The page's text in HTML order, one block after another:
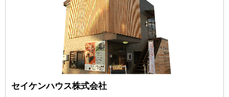
セイケンハウス株式会社